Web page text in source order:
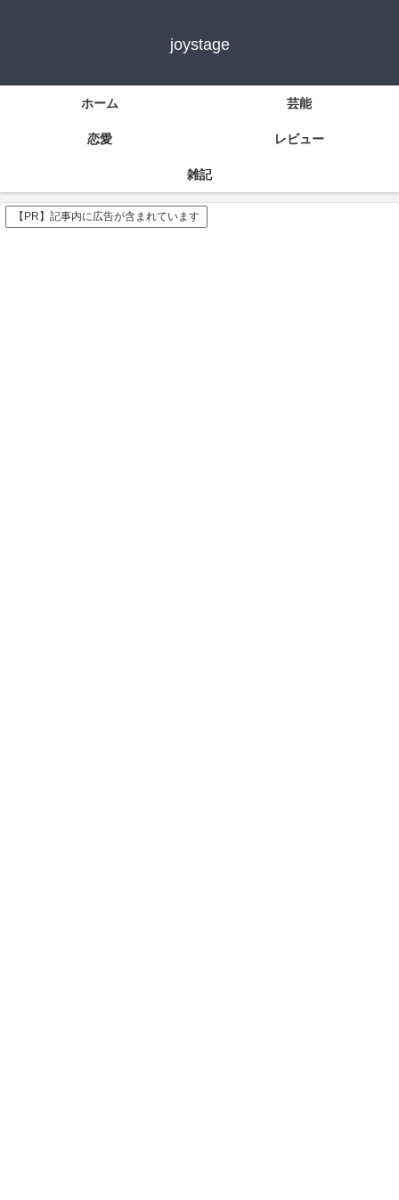
joystage
ホーム 芸能
恋愛 レビュー
雑記
【PR】記事内に広告が含まれています